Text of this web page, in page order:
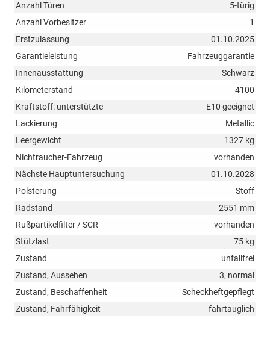
Anzahl Türen
5-türig
Anzahl Vorbesitzer
1
Erstzulassung
01.10.2025
Garantieleistung
Fahrzeuggarantie
Innenausstattung
Schwarz
Kilometerstand
4100
Kraftstoff: unterstützte
E10 geeignet
Lackierung
Metallic
Leergewicht
1327 kg
Nichtraucher-Fahrzeug
vorhanden
Nächste Hauptuntersuchung
01.10.2028
Polsterung
Stoff
Radstand
2551 mm
Rußpartikelfilter / SCR
vorhanden
Stützlast
75 kg
Zustand
unfallfrei
Zustand, Aussehen
3, normal
Zustand, Beschaffenheit
Scheckheftgepflegt
Zustand, Fahrfähigkeit
fahrtauglich